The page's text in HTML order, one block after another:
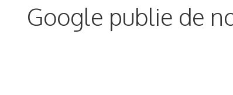
Google publie de